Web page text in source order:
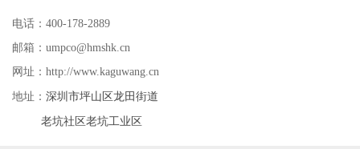
电话：400-178-2889
邮箱：umpco@hmshk.cn
网址：http://www.kaguwang.cn
地址： 深圳市坪山区龙田街道
老坑社区老坑工业区